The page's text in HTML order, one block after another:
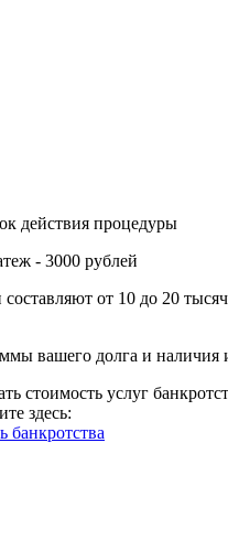
действия процедуры
- 3000 рублей
от 10 до 20
вашего долга и наличия
стоимость услуг
здесь:
банкротства